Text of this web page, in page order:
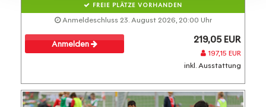
FREIE PLÄTZE VORHANDEN
Anmeldeschluss 23. August 2026, 20:00 Uhr
Anmelden 219,05 EUR
197,15 EUR
inkl. Ausstattung